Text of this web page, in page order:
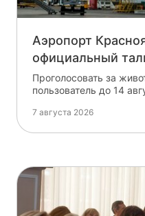
Аэропорт
официальный
Проголосовать за
пользователь до 14
7 августа 2026